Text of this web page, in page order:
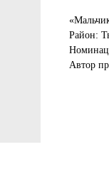
Район:
Автор